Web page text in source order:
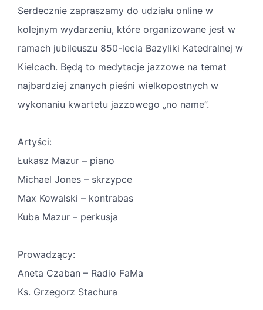
Serdecznie zapraszamy do udziału online w
kolejnym wydarzeniu, które organizowane jest w
ramach jubileuszu 850-lecia Bazyliki Katedralnej w
Kielcach. Będą to medytacje jazzowe na temat
najbardziej znanych pieśni wielkopostnych w
wykonaniu kwartetu jazzowego „no name”.
Artyści:
Łukasz Mazur – piano
Michael Jones – skrzypce
Max Kowalski – kontrabas
Kuba Mazur – perkusja
Prowadzący:
Aneta Czaban – Radio FaMa
Ks. Grzegorz Stachura